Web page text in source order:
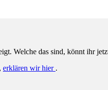
Welche das sind, könnt ihr
erklären wir hier .